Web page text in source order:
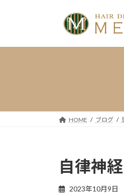
プ
動
HOME ブログ
自律神
2023年10月9日